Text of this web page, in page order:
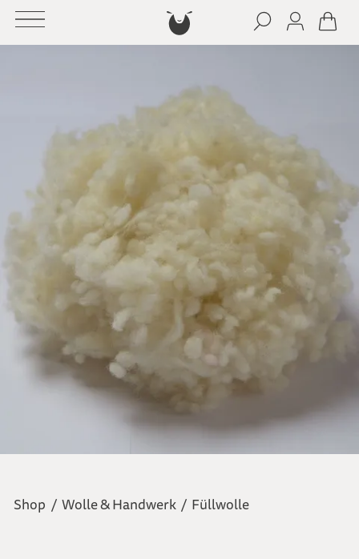
Shop / Wolle & Handwerk / Füllwolle